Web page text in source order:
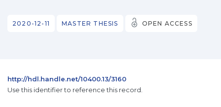
2020-12-11 MASTER THESIS OPEN ACCESS
http://hdl.handle.net/10400.13/3160
Use this identifier to reference this record.